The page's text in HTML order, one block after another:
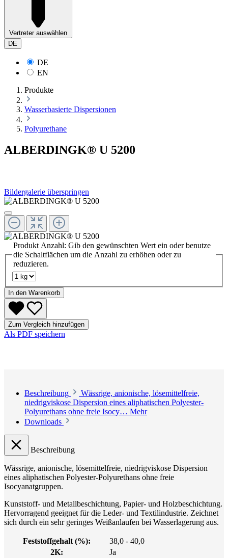
Vertreter auswählen
DE
DE
EN
Produkte
Wasserbasierte Dispersionen
Polyurethane
ALBERDINGK® U 5200
Bildergalerie überspringen
Produkt Anzahl: Gib den gewünschten Wert ein oder benutze
die Schaltflächen um die Anzahl zu erhöhen oder zu
reduzieren.
In den Warenkorb
Zum Vergleich hinzufügen
Als PDF speichern
Beschreibung
Wässrige, anionische, lösemittelfreie,
niedrigviskose Dispersion eines aliphatischen Polyester-
Polyurethans ohne freie Isocy… Mehr
Downloads
Beschreibung
Wässrige, anionische, lösemittelfreie, niedrigviskose Dispersion
eines aliphatischen Polyester-Polyurethans ohne freie
Isocyanatgruppen.
Kunststoff- und Metallbeschichtung, Papier- und Holzbeschichtung.
Hervorragend geeignet für die Leder- und Textilindustrie. Zeichnet
sich durch ein sehr geringes Weißanlaufen bei Wasserlagerung aus.
Feststoffgehalt (%):
38,0 - 40,0
2K:
Ja